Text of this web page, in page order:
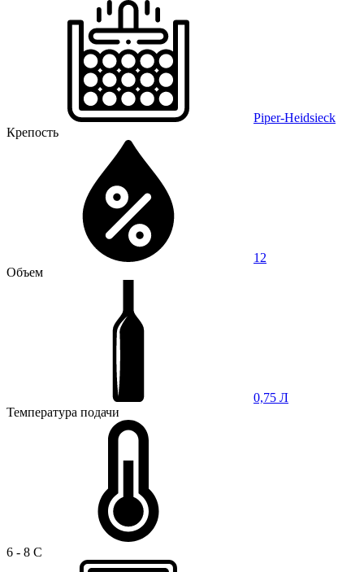
Piper-Heidsieck
Крепость
12
Объем
0,75 Л
Температура подачи
6 - 8 C